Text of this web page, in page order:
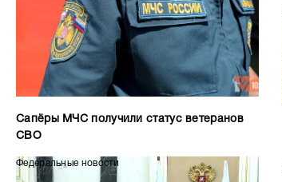
Сапёры МЧС получили статус ветеранов
СВО
Федеральные новости